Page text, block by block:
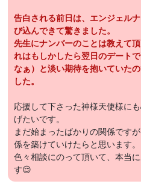
告白される前日は、エンジェル
び込んできて驚きました。
先生にナンバーのことは教えて
れはもしかしたら翌日のデート
なぁ）と淡い期待を抱いていた
した。
応援して下さった神様天使様に
げたいです。
まだ始まったばかりの関係です
係を築けていけたらと思います。
色々相談にのって頂いて、本当
す😌